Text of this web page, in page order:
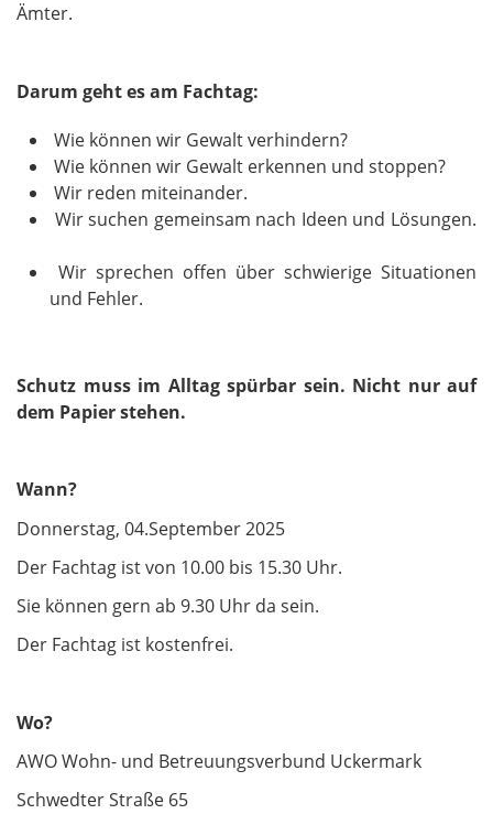
Ämter.
Darum geht es am Fachtag:
Wie können wir Gewalt verhindern?
Wie können wir Gewalt erkennen und stoppen?
Wir reden miteinander.
Wir suchen gemeinsam nach Ideen und Lösungen.
Wir sprechen offen über schwierige Situationen
und Fehler.
Schutz muss im Alltag spürbar sein. Nicht nur auf
dem Papier stehen.
Wann?
Donnerstag, 04.September 2025
Der Fachtag ist von 10.00 bis 15.30 Uhr.
Sie können gern ab 9.30 Uhr da sein.
Der Fachtag ist kostenfrei.
Wo?
AWO Wohn- und Betreuungsverbund Uckermark
Schwedter Straße 65